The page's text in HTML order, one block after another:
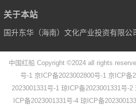
关于本站
国升东华（海南）文化产业投资有限公
中国红船 Copyright ©2024 all rights
号-1 京ICP备2023002800号-1 京ICP备
2023001331号-1 琼ICP备2023001331号-2
ICP备2023001331号-4 琼ICP备